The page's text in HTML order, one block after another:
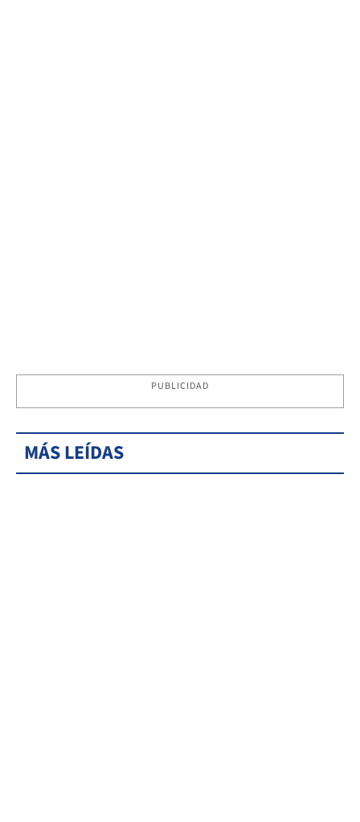
PUBLICIDAD
MÁS LEÍDAS